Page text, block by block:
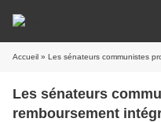
Accueil » Les sénateurs communistes proposent le
Les sénateurs
remboursement